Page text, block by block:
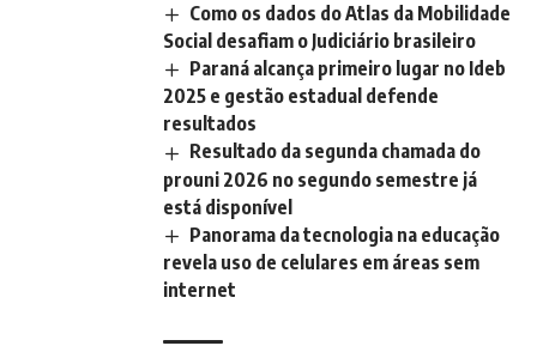
Como os dados do Atlas da Mobilidade
Social desafiam o Judiciário brasileiro
Paraná alcança primeiro lugar no Ideb
2025 e gestão estadual defende
resultados
Resultado da segunda chamada do
prouni 2026 no segundo semestre já
está disponível
Panorama da tecnologia na educação
revela uso de celulares em áreas sem
internet